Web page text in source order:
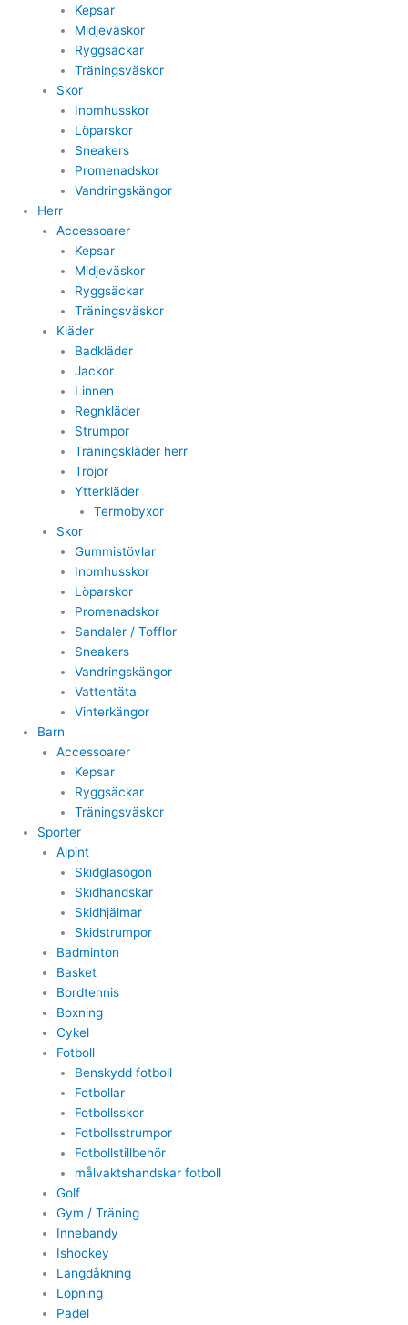
Kepsar
Midjeväskor
Ryggsäckar
Träningsväskor
Skor
Inomhusskor
Löparskor
Sneakers
Promenadskor
Vandringskängor
Herr
Accessoarer
Kepsar
Midjeväskor
Ryggsäckar
Träningsväskor
Kläder
Badkläder
Jackor
Linnen
Regnkläder
Strumpor
Träningskläder herr
Tröjor
Ytterkläder
Termobyxor
Skor
Gummistövlar
Inomhusskor
Löparskor
Promenadskor
Sandaler / Tofflor
Sneakers
Vandringskängor
Vattentäta
Vinterkängor
Barn
Accessoarer
Kepsar
Ryggsäckar
Träningsväskor
Sporter
Alpint
Skidglasögon
Skidhandskar
Skidhjälmar
Skidstrumpor
Badminton
Basket
Bordtennis
Boxning
Cykel
Fotboll
Benskydd fotboll
Fotbollar
Fotbollsskor
Fotbollsstrumpor
Fotbollstillbehör
målvaktshandskar fotboll
Golf
Gym / Träning
Innebandy
Ishockey
Längdåkning
Löpning
Padel